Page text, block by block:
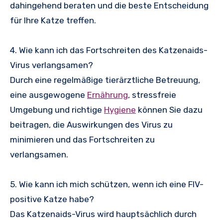
dahingehend beraten und die beste Entscheidung
für Ihre Katze treffen.
4. Wie kann ich das Fortschreiten des Katzenaids-
Virus verlangsamen?
Durch eine regelmäßige tierärztliche Betreuung,
eine ausgewogene Ernährung, stressfreie
Umgebung und richtige Hygiene können Sie dazu
beitragen, die Auswirkungen des Virus zu
minimieren und das Fortschreiten zu
verlangsamen.
5. Wie kann ich mich schützen, wenn ich eine FIV-
positive Katze habe?
Das Katzenaids-Virus wird hauptsächlich durch